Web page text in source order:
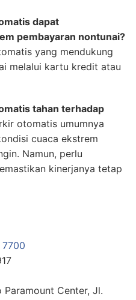
dapat
pembayaran nontunai?
yang mendukung
melalui kartu kredit atau
tahan terhadap
otomatis umumnya
cuaca ekstrem
Namun, perlu
kinerjanya tetap
7700
Paramount Center, Jl.